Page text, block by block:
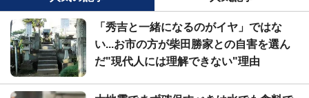
「秀吉と一緒になるのがイヤ」ではな
い...お市の方が柴田勝家との自害を選ん
だ"現代人には理解できない"理由